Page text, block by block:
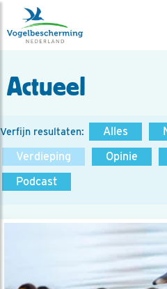
Actueel
Verfijn resultaten: Alles
Verdieping
Opinie
Podcast